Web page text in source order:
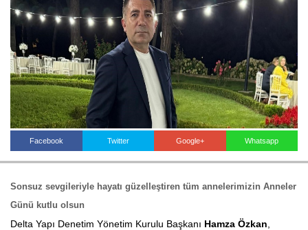
Facebook Twitter Google+ Whatsapp
Sonsuz sevgileriyle hayatı güzelleştiren tüm annelerimizin Anneler
Günü kutlu olsun
Delta Yapı Denetim Yönetim Kurulu Başkanı Hamza Özkan
FOTO GALERİ
VİDEO GALERİ
KÜNYE
İLETİŞİM